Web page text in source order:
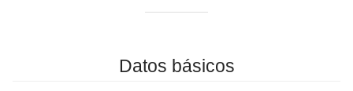
Datos básicos